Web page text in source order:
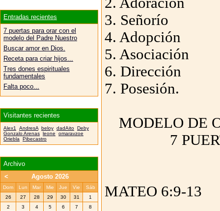
3. Señorío
4. Adopción
5. Asociación
6. Dirección
7. Posesión.
MODELO DE
7
MATEO 6:9-13
Entradas recientes
7 puertas para orar con el
modelo del Padre Nuestro
Buscar amor en Dios.
Receta para criar hijos...
Tres dones espirituales
fundamentales
Falta poco...
Visitantes recientes
Alex1 AndresA beloy dadAito
Deby
Gonzalo Arenas
leone
omaravzoe
Oriebla
Pibecastro
Archivo
<
Agosto 2026
Dom Lun Mar Mie Jue Vie
Sáb
26
27 28 29 30 31
1
2
3 4 5 6 7
8